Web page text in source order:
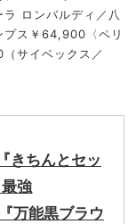
ロンバルディ／八
プス￥64,900〈ペリ
サイベックス／
きちんとセッ
強
万能黒ブラウ